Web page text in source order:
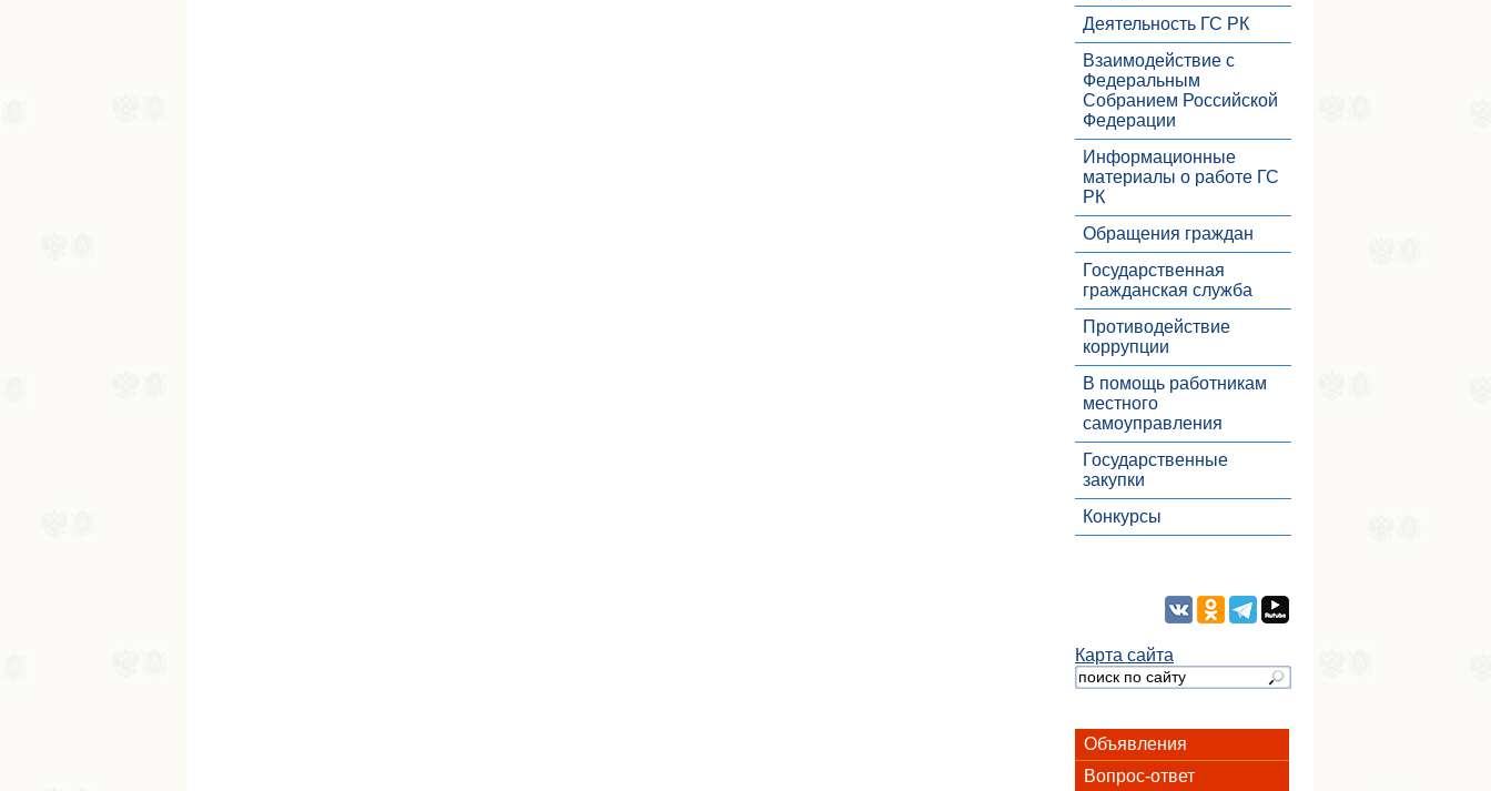
Деятельность ГС РК
Взаимодействие с
Федеральным
Собранием Российской
Федерации
Информационные
материалы о работе ГС
РК
Обращения граждан
Государственная
гражданская служба
Противодействие
коррупции
В помощь работникам
местного
самоуправления
Государственные
закупки
Конкурсы
Карта сайта
Объявления
Вопрос-ответ